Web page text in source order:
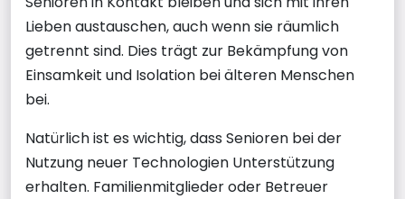
Lieben austauschen, auch wenn sie räumlich
getrennt sind. Dies trägt zur Bekämpfung von
Einsamkeit und Isolation bei älteren Menschen
bei.
Natürlich ist es wichtig, dass Senioren bei der
Nutzung neuer Technologien Unterstützung
erhalten. Familienmitglieder oder Betreuer